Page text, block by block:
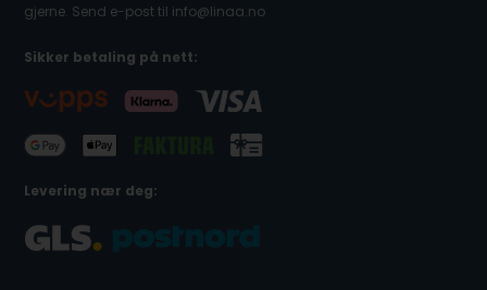
gjerne. Send e-post til info@linaa.no
Sikker betaling på nett:
Levering nær deg: